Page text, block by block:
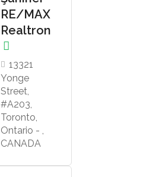
RE/MAX
Realtron
13321
Yonge
Street,
#A203,
Toronto,
Ontario - ,
CANADA